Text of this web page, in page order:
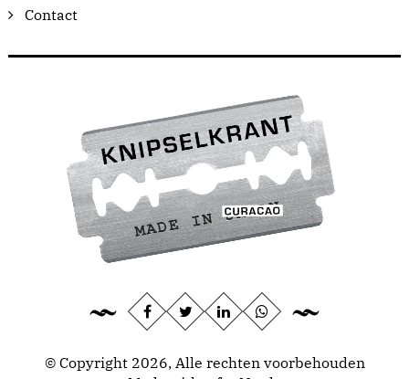
Contact
© Copyright 2026, Alle rechten voorbehouden